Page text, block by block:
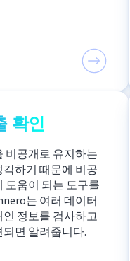
확인
비공개로 유지하는
하기 때문에 비공
도움이 되는 도구를
는 여러 데이터
정보를 검사하고
면 알려줍니다.